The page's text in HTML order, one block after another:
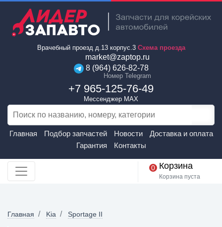
Врачебный проезд д.13 корпус.3 Схема проезда
market@zaptop.ru
8 (964) 626-82-78
Номер Telegram
+7 965-125-76-49
Мессенджер MAX
Главная Подбор запчастей Новости
Доставка и оплата
Гарантия
Контакты
0 Корзина
Корзина пуста
Главная Kia Sportage II